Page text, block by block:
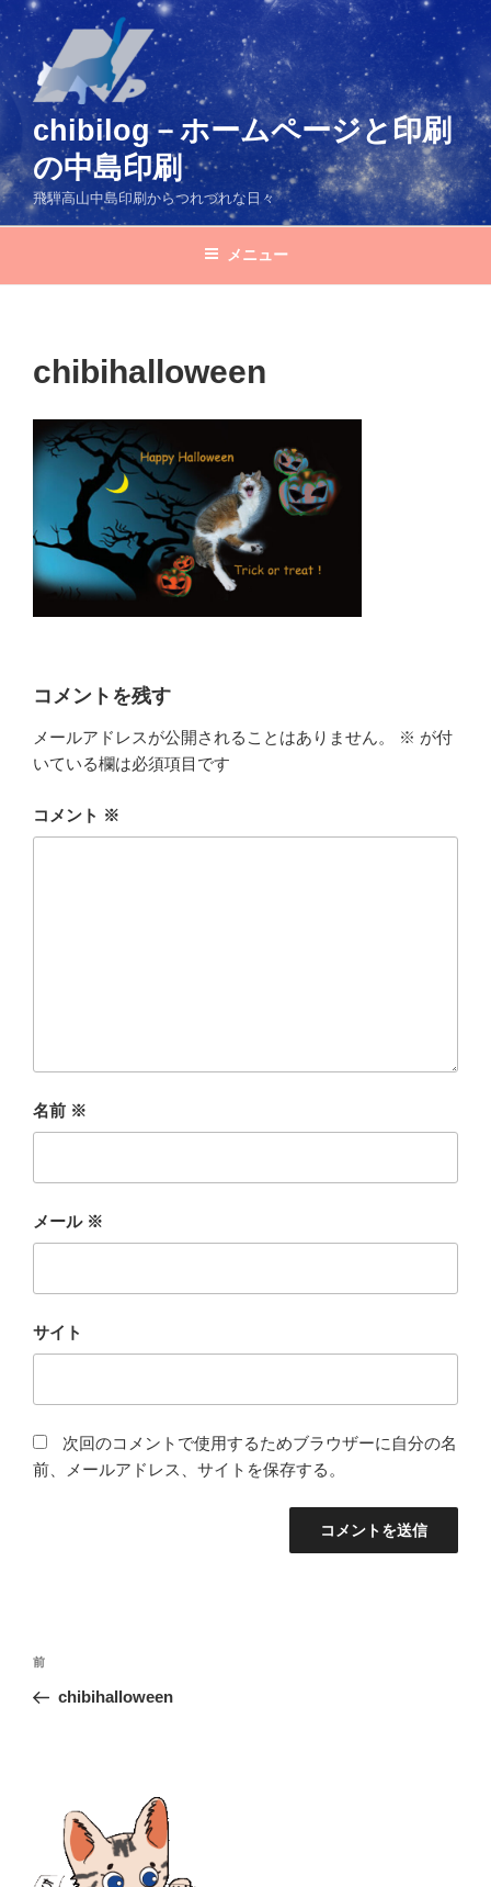
コ
ン
ン
ス
キ
ッ
chibilog－ホームページと印刷
の中島印刷
飛騨高山中島印刷からつれづれな日々
メニュー
chibihalloween
コメントを残す
メールアドレスが公開されることはありません。 ※ が付
いている欄は必須項目です
コメント ※
名前 ※
メール ※
サイト
次回のコメントで使用するためブラウザーに自分の名
前、メールアドレス、サイトを保存する。
稿
ナ
前
の
前
chibihalloween